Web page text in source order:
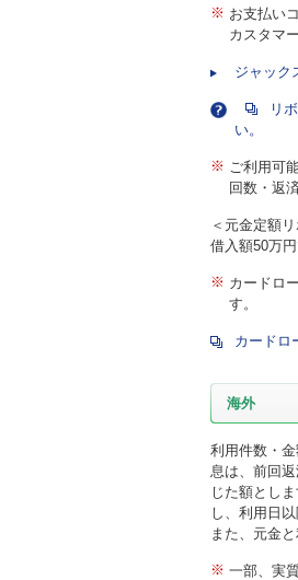
※ お支払い
カスタマ
ジャック
リ
い。
※ ご利用可
回数・返
＜元金定額
借入額50万
※ カードロ
す。
カードロ
海外
利用件数・
息は、前回
じた額とし
し、利用日
また、元金
※ 一部、実